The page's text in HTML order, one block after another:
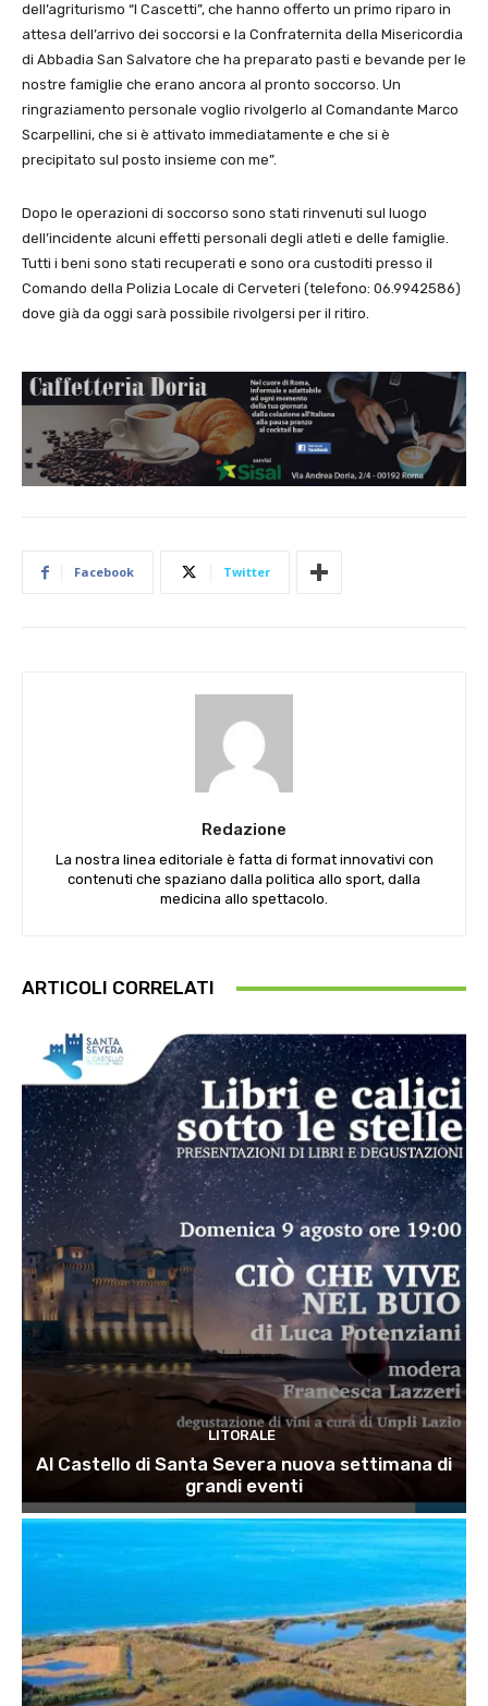
dell’agriturismo “I Cascetti”, che hanno offerto un primo riparo in
attesa dell’arrivo dei soccorsi e la Confraternita della Misericordia
di Abbadia San Salvatore che ha preparato pasti e bevande per le
nostre famiglie che erano ancora al pronto soccorso. Un
ringraziamento personale voglio rivolgerlo al Comandante Marco
Scarpellini, che si è attivato immediatamente e che si è
precipitato sul posto insieme con me”.
Dopo le operazioni di soccorso sono stati rinvenuti sul luogo
dell’incidente alcuni effetti personali degli atleti e delle famiglie.
Tutti i beni sono stati recuperati e sono ora custoditi presso il
Comando della Polizia Locale di Cerveteri (telefono: 06.9942586)
dove già da oggi sarà possibile rivolgersi per il ritiro.
Facebook Twitter
Redazione
La nostra linea editoriale è fatta di format innovativi con
contenuti che spaziano dalla politica allo sport, dalla
medicina allo spettacolo.
ARTICOLI CORRELATI
LITORALE
Al Castello di Santa Severa nuova settimana di
grandi eventi